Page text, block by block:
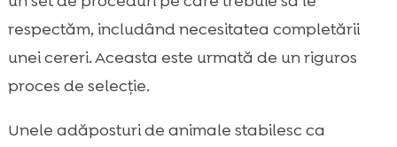
respectăm, includând necesitatea completării
unei cereri. Aceasta este urmată de un riguros
proces de selecție.
Unele adăposturi de animale stabilesc ca